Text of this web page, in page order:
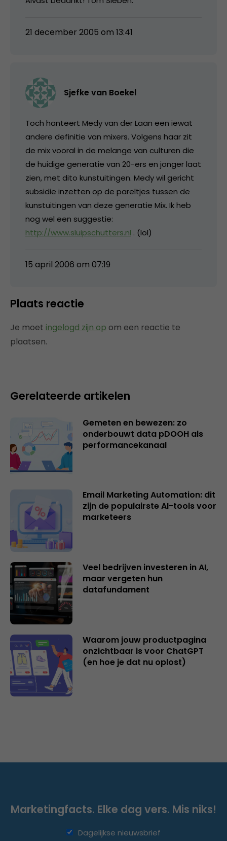
21 december 2005 om 13:41
Sjefke van Boekel
Toch hanteert Medy van der Laan een iewat
andere definitie van mixers. Volgens haar zit
de mix vooral in de melange van culturen die
de huidige generatie van 20-ers en jonger laat
zien, met dito kunstuitingen. Medy wil gericht
subsidie inzetten op de pareltjes tussen de
kunstuitingen van deze generatie Mix. Ik heb
nog wel een suggestie:
http://www.sluipschutters.nl . (lol)
15 april 2006 om 07:19
Plaats reactie
Je moet ingelogd zijn op om een reactie te
plaatsen.
Gerelateerde artikelen
Gemeten en bewezen: zo
onderbouwt data pDOOH als
performancekanaal
Email Marketing Automation: dit
zijn de populairste AI-tools voor
marketeers
Veel bedrijven investeren in AI,
maar vergeten hun
datafundament
Waarom jouw productpagina
onzichtbaar is voor ChatGPT
(en hoe je dat nu oplost)
Marketingfacts. Elke dag vers. Mis niks!
Dagelijkse nieuwsbrief